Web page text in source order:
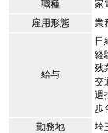
職種
家
雇用形態
業
給与
日
経
残
交
週
歩
勤務地
埼